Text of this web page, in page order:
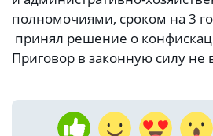
полномочиями, сроком на 3
принял решение о
Приговор в законную силу не